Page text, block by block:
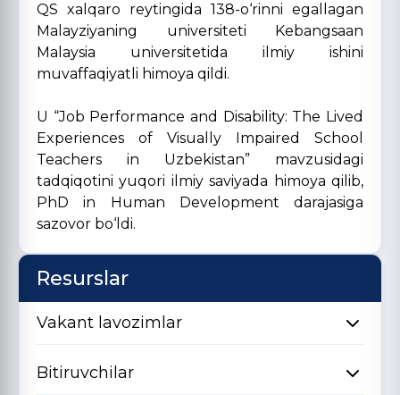
QS xalqaro reytingida 138-o‘rinni egallagan
Malayziyaning universiteti Kebangsaan
Malaysia universitetida ilmiy ishini
muvaffaqiyatli himoya qildi.
U “Job Performance and Disability: The Lived
Experiences of Visually Impaired School
Teachers in Uzbekistan” mavzusidagi
tadqiqotini yuqori ilmiy saviyada himoya qilib,
PhD in Human Development darajasiga
sazovor bo‘ldi.
Resurslar
Vakant lavozimlar
Bitiruvchilar